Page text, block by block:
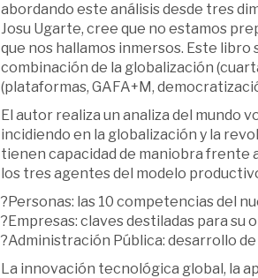
abordando este análisis desde tres
Josu Ugarte, cree que no estamos
que nos hallamos inmersos. Este libro
combinación de la globalización
(plataformas, GAFA+M,
El autor realiza un analiza del mundo
incidiendo en la globalización y la
tienen capacidad de maniobra frente
los tres agentes del modelo
?Personas: las 10 competencias del
?Empresas: claves destiladas para
?Administración Pública: desarrollo
La innovación tecnológica global, la